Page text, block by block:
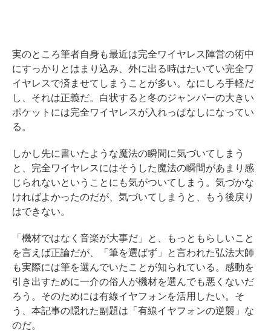
実のところ筆者自身も最近は完全ワイヤレス陣営の術中
にすっかりとはまり込み、外に出る時はたいてい完全ワ
イヤレスで済ませてしまうことが多い。なにしろ手軽だ
し、それは正義だ。白状すると冬のジャンパーの大きい
ポケットには完全ワイヤレスが入れっぱなしになってい
る。
しかし先に書いたような魔法の瞬間に気づいてしまう
と、完全ワイヤレスにはそうした魔法の瞬間があまり感
じられないということにも気がついてしまう。気づかな
ければよかったのだが、気づいてしまうと、もう後戻り
はできない。
「機材ではなく音楽が大事だ」と、もっともらしいこと
を言えば正論だが、「筆を選ばず」と言われた弘法大師
も実際には筆を選んでいたことが知られている。感動を
引き出すために一介の俗人が機材を選んでも悪くないだ
ろう。そのためには有線イヤフォンを活用したい。そ
う、本記事の隠れた副題は「有線イヤフォンの逆襲」な
のだ。